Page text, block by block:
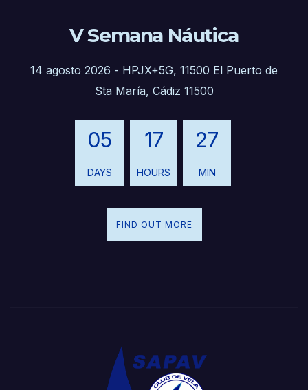
V Semana Náutica
14 agosto 2026 - HPJX+5G, 11500 El Puerto de
Sta María, Cádiz 11500
05
DAYS
17
HOURS
27
MIN
FIND OUT MORE